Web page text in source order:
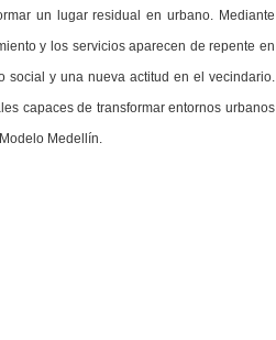
un lugar residual en urbano. Mediante
y los servicios aparecen de repente en
social y una nueva actitud en el vecindario.
capaces de transformar entornos urbanos
Medellín.